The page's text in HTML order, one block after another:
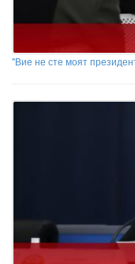
"Вие не сте моят